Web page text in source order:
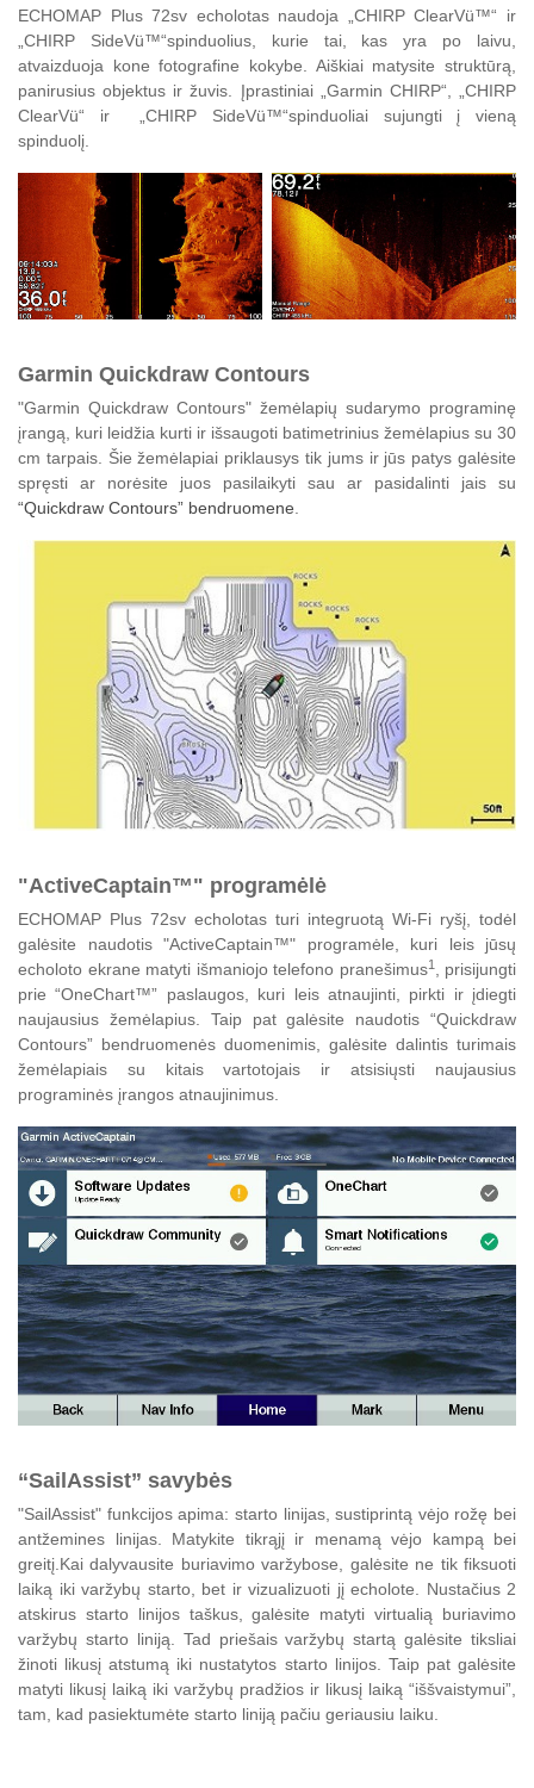
ECHOMAP Plus 72sv echolotas naudoja
„CHIRP ClearVü™“ ir
„CHIRP SideVü™“spinduolius, kurie tai, kas yra po laivu,
atvaizduoja kone fotografine kokybe. Aiškiai matysite struktūrą,
panirusius objektus ir žuvis. Įprastiniai „Garmin CHIRP“, „CHIRP
ClearVü“ ir „CHIRP SideVü™“spinduoliai sujungti į vieną
spinduolį
Garmin Quickdraw Contours
"Garmin Quickdraw Contours" žemėlapių sudarymo programinę
įrangą, kuri leidžia kurti ir išsaugoti batimetrinius žemėlapius su 30
cm tarpais. Šie žemėlapiai priklausys tik jums ir jūs patys galėsite
spręsti ar norėsite juos pasilaikyti sau ar pasidalinti jais su
“Quickdraw Contours” bendruomene
"ActiveCaptain™" programėlė
ECHOMAP Plus 72sv echolotas turi integruotą Wi-Fi ryšį, todėl
galėsite naudotis "ActiveCaptain™" programėle, kuri leis jūsų
echoloto ekrane matyti išmaniojo telefono pranešimus1, prisijungti
prie “OneChart™” paslaugos, kuri leis atnaujinti, pirkti ir įdiegti
naujausius žemėlapius. Taip pat galėsite naudotis “Quickdraw
Contours” bendruomenės duomenimis, galėsite dalintis turimais
žemėlapiais su kitais vartotojais ir atsisiųsti naujausius
programinės įrangos atnaujinimus.
“SailAssist” savybės
"SailAssist" funkcijos apima: starto linijas, sustiprintą vėjo rožę bei
antžemines linijas. Matykite tikrąjį ir menamą vėjo kampą bei
greitį.Kai dalyvausite buriavimo varžybose, galėsite ne tik fiksuoti
laiką iki varžybų starto, bet ir vizualizuoti jį echolote. Nustačius 2
atskirus starto linijos taškus, galėsite matyti virtualią buriavimo
varžybų starto liniją. Tad priešais varžybų startą galėsite tiksliai
žinoti likusį atstumą iki nustatytos starto linijos. Taip pat galėsite
matyti likusį laiką iki varžybų pradžios ir likusį laiką “iššvaistymui”,
tam, kad pasiektumėte starto liniją pačiu geriausiu laiku.